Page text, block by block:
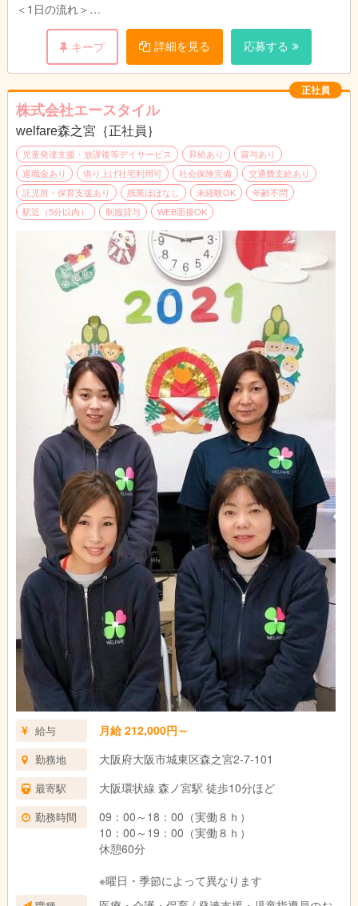
＜1日の流れ＞
午前中はお子様のご自宅にお迎えに行きます♪
運転できるスタッフと指導員が2人一組で送迎していますので安
心してくださいね♪
施設内では、午後からのレクリエーションや工作、学習プリント
の準備などを行います。
午後からは学校へ通っているお子様のお迎えに行きます♪
施設に着いた子からおやつを食べていただいたり、宿題を行いま
す。
お子さまの苦手なことをサポートしてくださいね☆
また体を動かしたり、工作などのあそびで、様々な面からお子様
にアプローチしていただきます♪
一緒に楽しく遊びながら、成長をサポートしてくださいね☆
夕方からはお子様をご自宅までお送りします♪
事務作業などを済ませて一日が終了です◎
キープ 詳細を見る 応募する
正社員
株式会社エースタイル
welfare森之宮｛正社員｝
児童発達支援・放課後等デイサービス 昇給あり
賞与あり
退職金あり
借り上げ社宅利用可 社会保険完備
交通費支給あり
託児所・保育支援あり
残業ほぼなし 未経験OK
年齢不問
駅近（5分以内）
制服貸与 WEB面接OK
給与 月給 212,000円～
勤務地 大阪府大阪市城東区森之宮2-7-101
最寄駅 大阪環状線 森ノ宮駅 徒歩10分ほど
勤務時間
09：00～18：00（実働８ｈ）
10：00～19：00（実働８ｈ）
休憩60分
※曜日・季節によって異なります